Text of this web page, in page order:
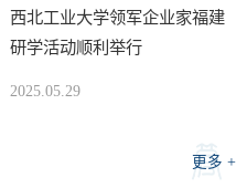
西北工业大学领军企业家福建
研学活动顺利举行
2025.05.29
更多 +